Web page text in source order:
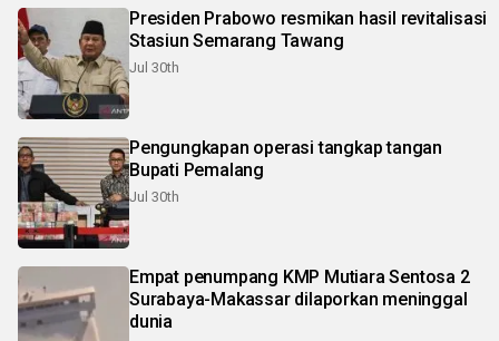
Presiden Prabowo resmikan hasil revitalisasi
Stasiun Semarang Tawang
Jul 30th
Pengungkapan operasi tangkap tangan
Bupati Pemalang
Jul 30th
Empat penumpang KMP Mutiara Sentosa 2
Surabaya-Makassar dilaporkan meninggal
dunia